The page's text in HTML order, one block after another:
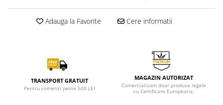
Adauga la Favorite Cere informatii
TRANSPORT GRATUIT
Pentru comenzi peste 500 LEI
MAGAZIN AUTORIZAT
Comercializam doar produse legale
cu Certificare Europeana.